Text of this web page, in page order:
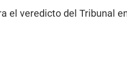
el veredicto del Tribunal